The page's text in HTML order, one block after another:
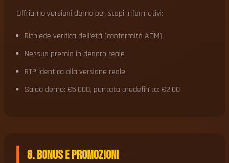
Offriamo versioni demo per scopi informativi:
Richiede verifica dell'età (conformità ADM)
Nessun premio in denaro reale
RTP identico alla versione reale
Saldo demo: €5.000, puntata predefinita: €2.00
8. Bonus e Promozioni